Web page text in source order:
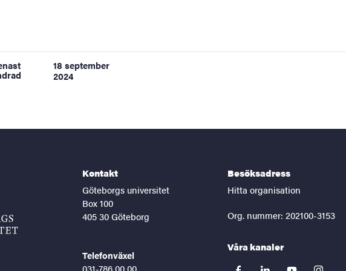
18 september
2024
Kontakt
Göteborgs universitet
Box 100
405 30 Göteborg
Telefonväxel
031-786 00 00
Besöksadress
Hitta organisation
Org. nummer: 202100-3153
Våra kanaler